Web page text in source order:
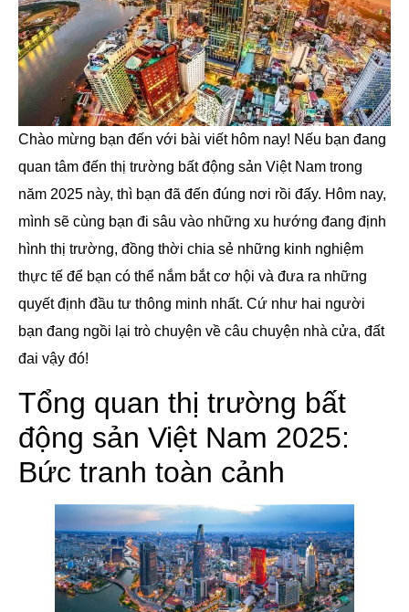
Chào mừng bạn đến với bài viết hôm nay! Nếu bạn đang
quan tâm đến thị trường bất động sản Việt Nam trong
năm 2025 này, thì bạn đã đến đúng nơi rồi đấy. Hôm nay,
mình sẽ cùng bạn đi sâu vào những xu hướng đang định
hình thị trường, đồng thời chia sẻ những kinh nghiệm
thực tế để bạn có thể nắm bắt cơ hội và đưa ra những
quyết định đầu tư thông minh nhất. Cứ như hai người
bạn đang ngồi lại trò chuyện về câu chuyện nhà cửa, đất
đai vậy đó!
Tổng quan thị trường bất
động sản Việt Nam 2025:
Bức tranh toàn cảnh